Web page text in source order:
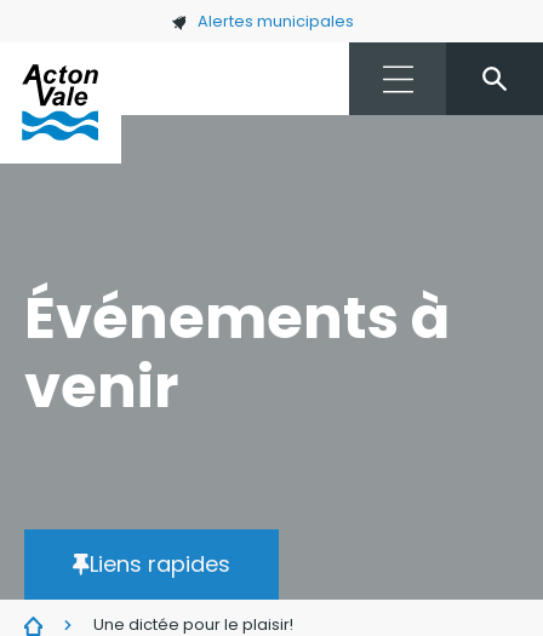
Skip to main content Alertes municipales
Événements à
venir
Liens rapides
Une dictée pour le plaisir!